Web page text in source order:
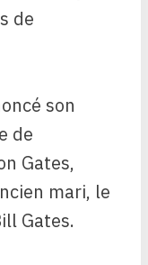
de
son
de
Gates,
mari, le
Gates.